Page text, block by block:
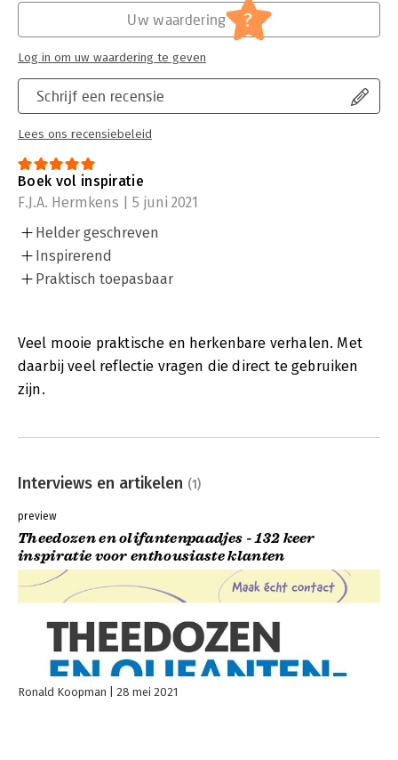
Schrijf een recensie
Lees ons recensiebeleid
Uw waardering ?
Log in om uw waardering te geven
Boek vol inspiratie
F.J.A. Hermkens | 5 juni 2021
Helder geschreven
Inspirerend
Praktisch toepasbaar
Veel mooie praktische en herkenbare verhalen. Met
daarbij veel reflectie vragen die direct te gebruiken
zijn.
Interviews en artikelen (1)
preview
Theedozen en olifantenpaadjes - 132 keer
inspiratie voor enthousiaste klanten
Ronald Koopman 28 mei 2021